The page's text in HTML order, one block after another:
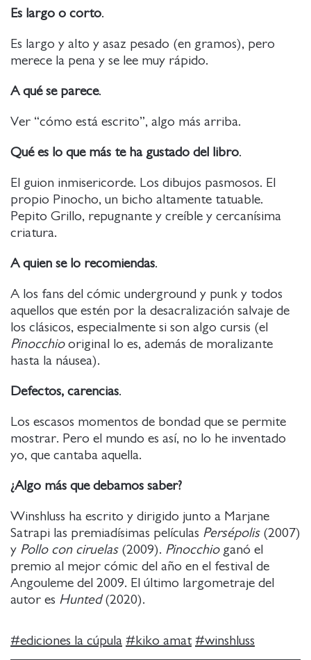
Es largo o corto.
Es largo y alto y asaz pesado (en gramos), pero
merece la pena y se lee muy rápido.
A qué se parece.
Ver “cómo está escrito”, algo más arriba.
Qué es lo que más te ha gustado del libro.
El guion inmisericorde. Los dibujos pasmosos. El
propio Pinocho, un bicho altamente tatuable.
Pepito Grillo, repugnante y creíble y cercanísima
criatura.
A quien se lo recomiendas.
A los fans del cómic underground y punk y todos
aquellos que estén por la desacralización salvaje de
los clásicos, especialmente si son algo cursis (el
Pinocchiooriginal lo es, además de moralizante
hasta la náusea).
Defectos, carencias.
Los escasos momentos de bondad que se permite
mostrar. Pero el mundo es así, no lo he inventado
yo, que cantaba aquella.
¿Algo más que debamos saber?
Winshluss ha escrito y dirigido junto a Marjane
Satrapi las premiadísimas películas Persépolis(2007)
y Pollo con ciruelas(2009). Pinocchioganó el
premio al mejor cómic del año en el festival de
Angouleme del 2009. El último largometraje del
autor es Hunted(2020).
#ediciones la cúpula # kiko amat #winshluss